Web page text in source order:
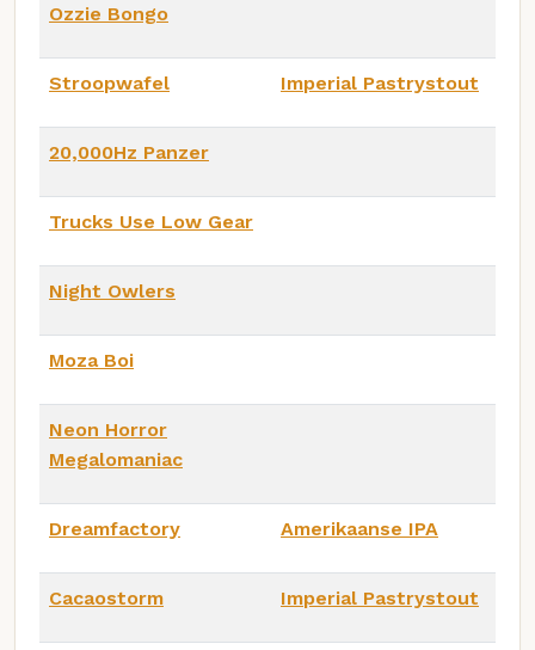
Ozzie Bongo
Stroopwafel Imperial Pastrystout
20,000Hz Panzer
Trucks Use Low Gear
Night Owlers
Moza Boi
Neon Horror
Megalomaniac
Dreamfactory Amerikaanse IPA
Cacaostorm Imperial Pastrystout